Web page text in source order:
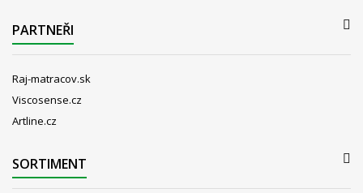
PARTNEŘI
Raj-matracov.sk
Viscosense.cz
Artline.cz
SORTIMENT